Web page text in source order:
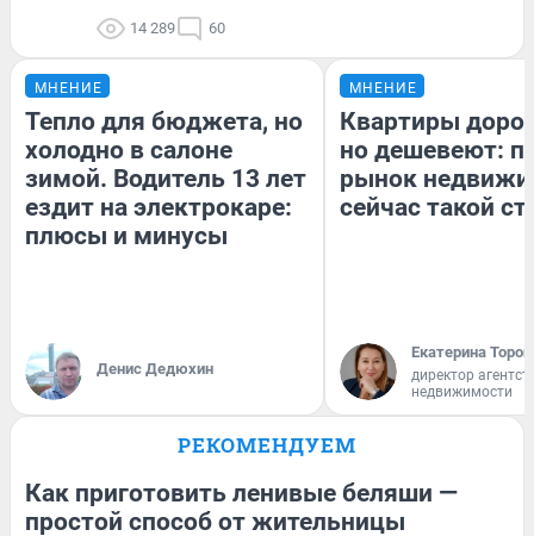
14 289 60
МНЕНИЕ
Тепло для бюджета, но
холодно в салоне
зимой. Водитель 13 лет
ездит на электрокаре:
плюсы и минусы
Денис Дедюхин
МНЕНИЕ
Квартиры
но дешевеют:
рынок
сейчас такой
Екатерина
директор
недвижимости
РЕКОМЕНДУЕМ
Как приготовить ленивые беляши —
простой способ от жительницы